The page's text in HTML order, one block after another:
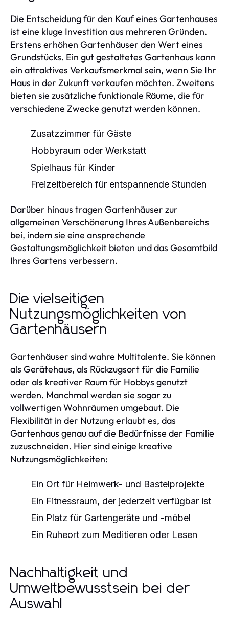
Die Entscheidung für den Kauf eines Gartenhauses
ist eine kluge Investition aus mehreren Gründen.
Erstens erhöhen Gartenhäuser den Wert eines
Grundstücks. Ein gut gestaltetes Gartenhaus kann
ein attraktives Verkaufsmerkmal sein, wenn Sie Ihr
Haus in der Zukunft verkaufen möchten. Zweitens
bieten sie zusätzliche funktionale Räume, die für
verschiedene Zwecke genutzt werden können.
Zusatzzimmer für Gäste
Hobbyraum oder Werkstatt
Spielhaus für Kinder
Freizeitbereich für entspannende Stunden
Darüber hinaus tragen Gartenhäuser zur
allgemeinen Verschönerung Ihres Außenbereichs
bei, indem sie eine ansprechende
Gestaltungsmöglichkeit bieten und das Gesamtbild
Ihres Gartens verbessern.
Die vielseitigen
Nutzungsmöglichkeiten von
Gartenhäusern
Gartenhäuser sind wahre Multitalente. Sie können
als Gerätehaus, als Rückzugsort für die Familie
oder als kreativer Raum für Hobbys genutzt
werden. Manchmal werden sie sogar zu
vollwertigen Wohnräumen umgebaut. Die
Flexibilität in der Nutzung erlaubt es, das
Gartenhaus genau auf die Bedürfnisse der Familie
zuzuschneiden. Hier sind einige kreative
Nutzungsmöglichkeiten:
Ein Ort für Heimwerk- und Bastelprojekte
Ein Fitnessraum, der jederzeit verfügbar ist
Ein Platz für Gartengeräte und -möbel
Ein Ruheort zum Meditieren oder Lesen
Nachhaltigkeit und
Umweltbewusstsein bei der
Auswahl